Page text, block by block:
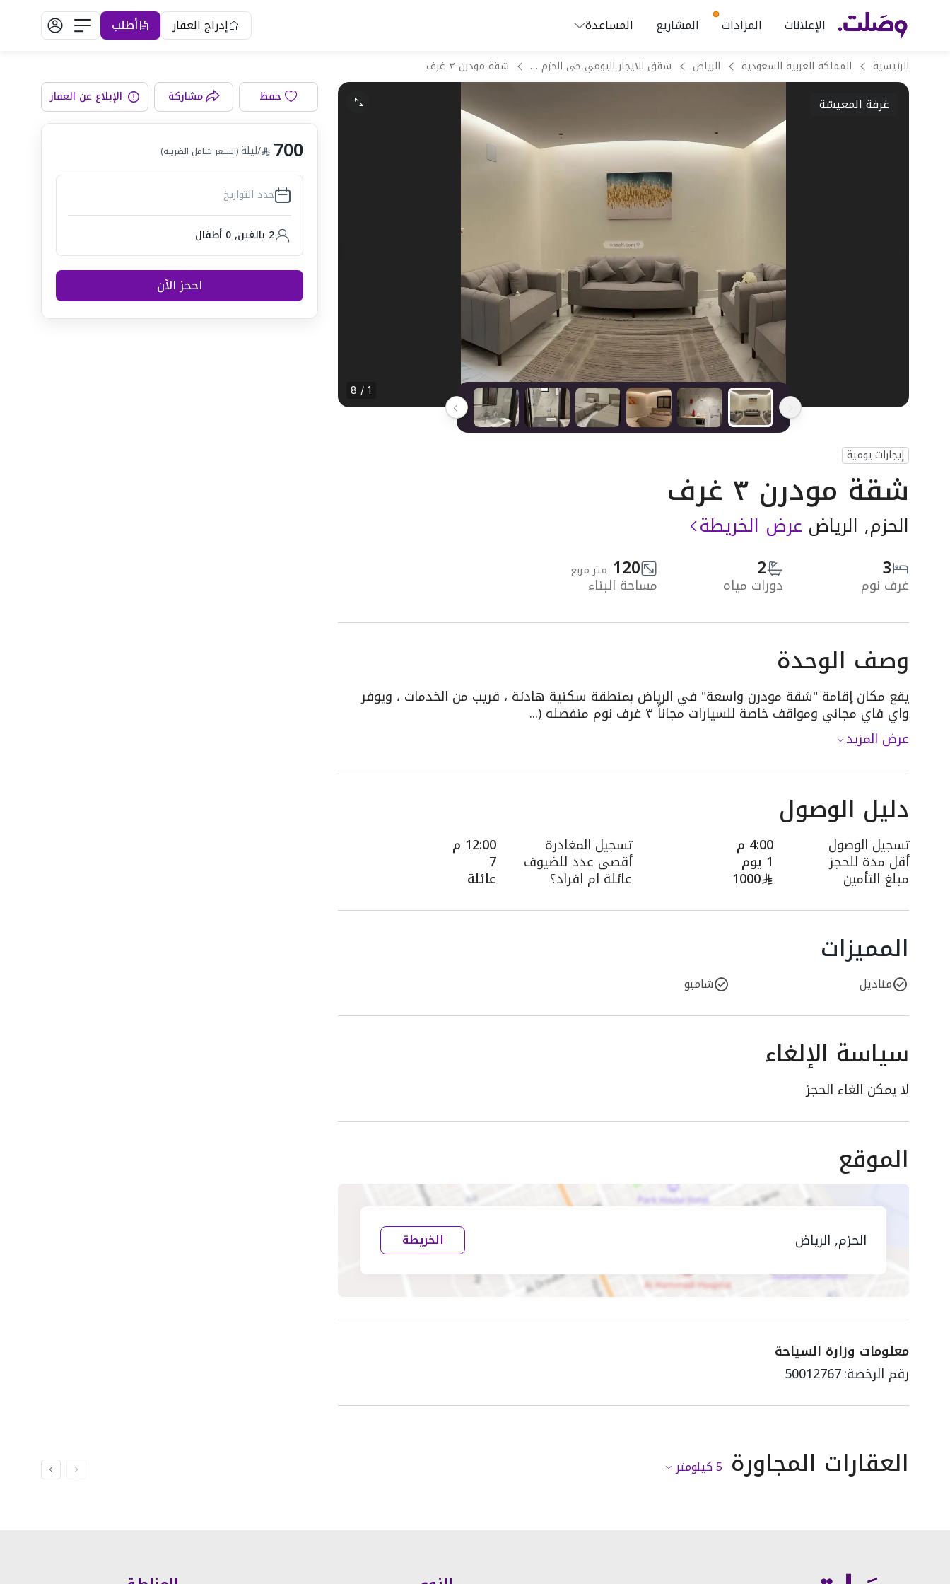
الإعلانات المزادات المشاريع المساعدة إدراج العقار أطلب
الرئيسية المملكة العربية السعودية الرياض شقق للايجار اليومي حى الحزم الرياض شقة مودرن ٣ غرف
غرفة المعيشة مطبخ
1 / 8
إيجارات يومية
شقة مودرن ٣ غرف
الحزم, الرياض عرض الخريطة
3
غرف نوم
2
دورات مياه
120 متر مربع
مساحة البناء
وصف الوحدة
يقع مكان إقامة "شقة مودرن واسعة" في الرياض بمنطقة سكنية هادئة ، قريب من الخدمات ، ويوفر
واي فاي مجاني ومواقف خاصة للسيارات مجاناً ٣ غرف نوم منفصله (...
عرض المزيد
دليل الوصول
تسجيل الوصول 4:00 م تسجيل المغادرة 12:00 م
أقل مدة للحجز 1 يوم أقصى عدد للضيوف 7
مبلغ التأمين 1000 عائلة ام افراد؟ عائلة
المميزات
مناديل شامبو
سياسة الإلغاء
لا يمكن الغاء الحجز
الموقع
الحزم, الرياض الخريطة
معلومات وزارة السياحة
رقم الرخصة:50012767
حفظ مشاركة الإبلاغ عن العقار
700 /ليلة(السعر شامل الضريبه)
حدد التواريخ
2 بالغين ,
0 أطفال
احجز الآن
العقارات المجاورة 5كيلومتر